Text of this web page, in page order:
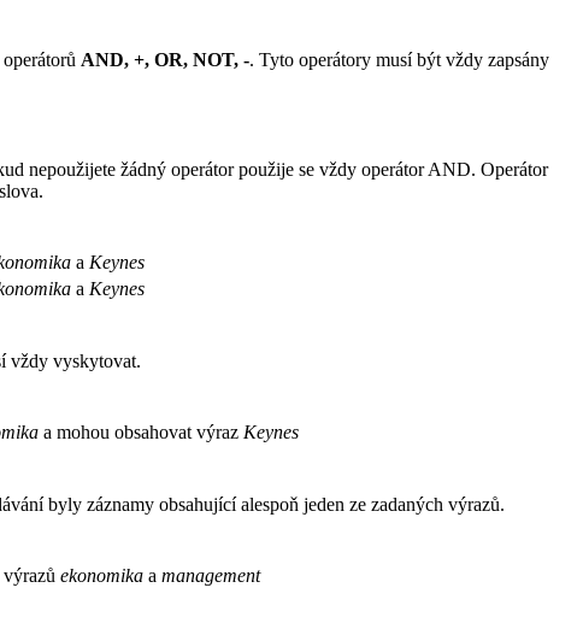
AND, +, OR, NOT, -. Tyto operátory musí být vždy zapsány
nepoužijete žádný operátor použije se vždy operátor AND. Operátor
a Keynes
a Keynes
vždy vyskytovat.
a mohou obsahovat výraz Keynes
byly záznamy obsahující alespoň jeden ze zadaných výrazů.
výrazůekonomika amanagement